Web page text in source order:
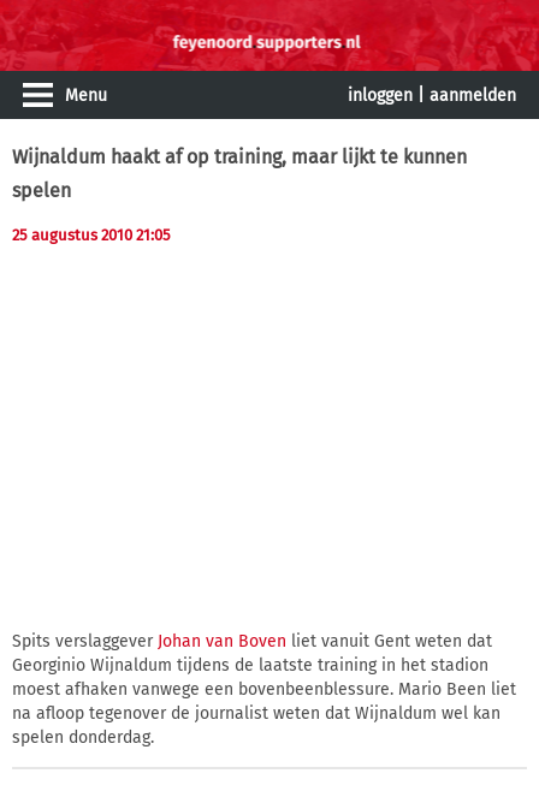
Menu inloggen aanmelden
Wijnaldum haakt af op training, maar lijkt te kunnen
spelen
25 augustus 2010 21:05
Spits verslaggever Johan van Boven liet vanuit Gent weten dat
Georginio Wijnaldum tijdens de laatste training in het stadion
moest afhaken vanwege een bovenbeenblessure. Mario Been liet
na afloop tegenover de journalist weten dat Wijnaldum wel kan
spelen donderdag.